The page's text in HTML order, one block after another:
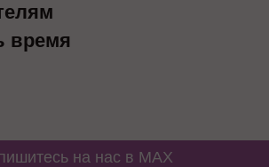
время
на нас в MAX